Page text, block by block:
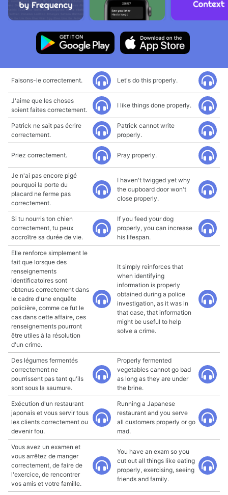
Faisons-le correctement. Let's do this properly.
J'aime que les choses
soient faites correctement.
I like things done properly.
Patrick ne sait pas écrire
correctement.
Patrick cannot write
properly.
Priez correctement. Pray properly.
Je n'ai pas encore pigé
pourquoi la porte du
placard ne ferme pas
correctement.
I haven't twigged yet why
the cupboard door won't
close properly.
Si tu nourris ton chien
correctement, tu peux
accroître sa durée de vie.
If you feed your dog
properly, you can increase
his lifespan.
Elle renforce simplement le
fait que lorsque des
renseignements
identificatoires sont
obtenus correctement dans
le cadre d'une enquête
policière, comme ce fut le
cas dans cette affaire, ces
renseignements pourront
être utiles à la résolution
d'un crime.
It simply reinforces that
when identifying
information is properly
obtained during a police
investigation, as it was in
that case, that information
might be useful to help
solve a crime.
Des légumes fermentés
correctement ne
pourrissent pas tant qu'ils
sont sous la saumure.
Properly fermented
vegetables cannot go bad
as long as they are under
the brine.
Exécution d'un restaurant
japonais et vous servir tous
les clients correctement ou
devenir fou.
Running a Japanese
restaurant and you serve
all customers properly or go
mad.
Vous avez un examen et
vous arrêtez de manger
correctement, de faire de
l'exercice, de rencontrer
vos amis et votre famille.
You have an exam so you
cut out all things like eating
properly, exercising, seeing
friends and family.